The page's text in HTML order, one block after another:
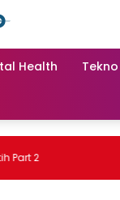
Health